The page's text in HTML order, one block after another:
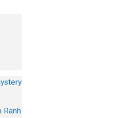
Ranh